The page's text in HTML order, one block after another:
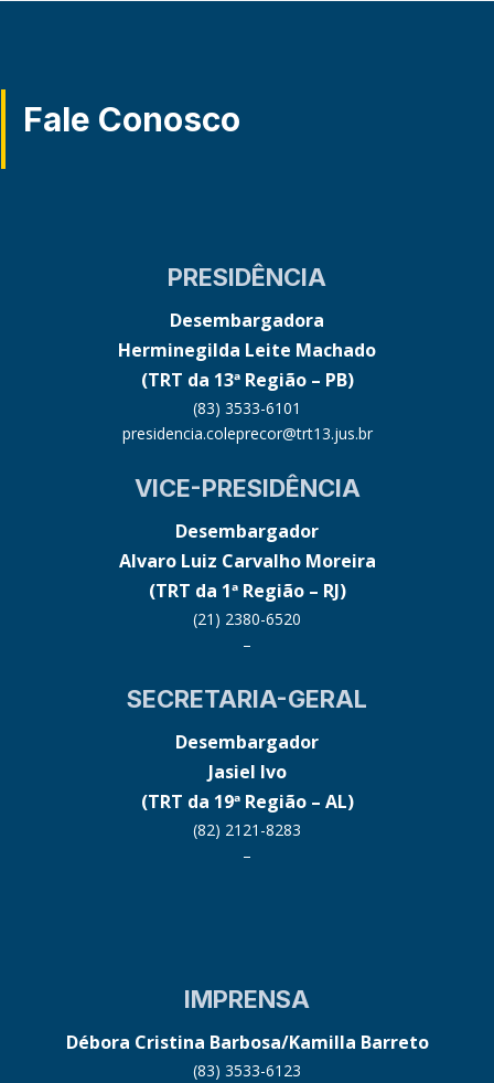
Fale Conosco
PRESIDÊNCIA
Desembargadora
Herminegilda Leite Machado
(TRT da 13ª Região – PB)
(83) 3533-6101
presidencia.coleprecor@trt13.jus.br
VICE-PRESIDÊNCIA
Desembargador
Alvaro Luiz Carvalho Moreira
(TRT da 1ª Região – RJ)
(21) 2380-6520
–
SECRETARIA-GERAL
Desembargador
Jasiel Ivo
(TRT da 19ª Região – AL)
(82) 2121-8283
–
IMPRENSA
Débora Cristina Barbosa/Kamilla Barreto
(83) 3533-6123